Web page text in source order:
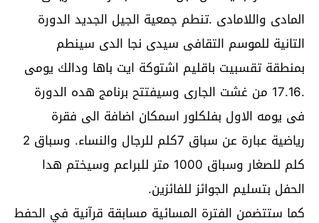
المادى واللامادى .تنطم جمعية الجيل الجديد الدورة
التانية للموسم التقافى سيدى نجا الدى سينطم
بمنطقة تقسبيت باقليم اشتوكة ايت باها ودالك يومى
.17.16 من غشت الجارى وسيفتتح برنامج هده الدورة
فى يومه الاول بفلكلور اسمكان اضافة الى فقرة
رياضية عبارة عن سباق 7كلم للرجال والنساء. وسباق 2
كلم للصغار وسباق 1000 متر للبراعم وسيختم هدا
الحفل بتسليم الجوائز للفائزين.
كما ستتضمن الفترة المسائية مسابقة قرآنية في الحفط